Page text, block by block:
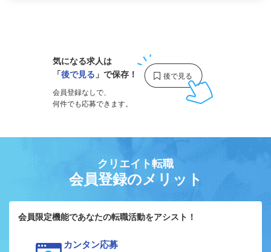
気になる求人は
「後で見る 」で保存！
会員登録なしで、
何件でも応募できます。
クリエイト転職
会員登録のメリット
会員限定機能であなたの転職活動をアシスト！
カンタン応募